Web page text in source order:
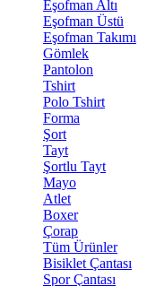
Eşofman Altı
Eşofman Üstü
Eşofman Takımı
Gömlek
Pantolon
Tshirt
Polo Tshirt
Forma
Şort
Tayt
Şortlu Tayt
Mayo
Atlet
Boxer
Çorap
Tüm Ürünler
Bisiklet Çantası
Spor Çantası